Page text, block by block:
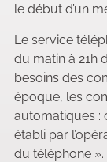
le début d’un
Le service
du matin à 21h
besoins des
époque, les
automatiques :
établi par
du téléphone ».